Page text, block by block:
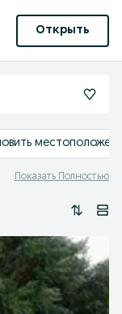
Открыть
Показать Полностью